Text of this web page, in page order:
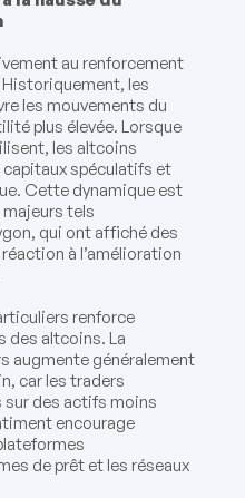
au renforcement
les
les mouvements du
plus élevée. Lorsque
les altcoins
spéculatifs et
Cette dynamique est
tels
qui ont affiché des
à l’amélioration
renforce
des altcoins. La
augmente généralement
car les traders
des actifs moins
encourage
de prêt et les réseaux